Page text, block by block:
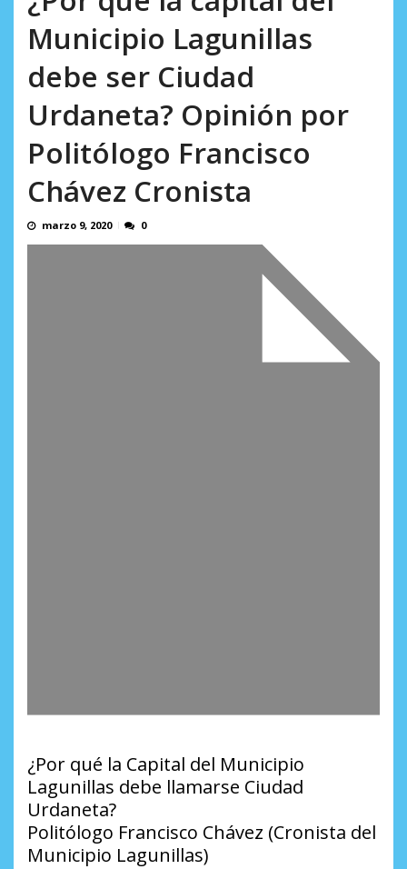
Municipio Lagunillas
debe ser Ciudad
Urdaneta? Opinión por
Politólogo Francisco
Chávez Cronista
marzo 9, 2020 0
¿Por qué la Capital del Municipio
Lagunillas debe llamarse Ciudad
Urdaneta?
Politólogo Francisco Chávez (Cronista del
Municipio Lagunillas)